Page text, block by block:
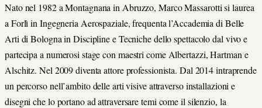
Nato nel 1982 a Montagnana in Abruzzo, Marco Massarotti si laurea
a Forlì in Ingegneria Aerospaziale, frequenta l’Accademia di Belle
Arti di Bologna in Discipline e Tecniche dello spettacolo dal vivo e
partecipa a numerosi stage con maestri come Albertazzi, Hartman e
Alschitz. Nel 2009 diventa attore professionista. Dal 2014 intraprende
un percorso nell’ambito delle arti visive attraverso installazioni e
disegni che lo portano ad attraversare temi come il silenzio, la